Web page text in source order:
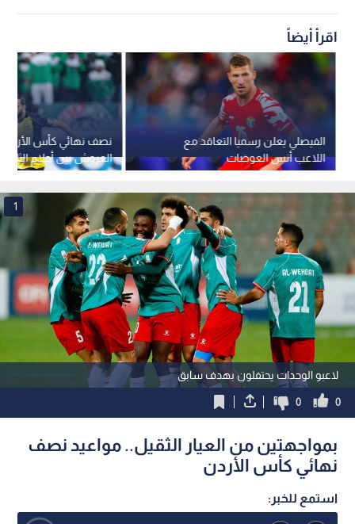
اقرأ أيضاً
نصف نهائي كأس
العروش بين أحلام
الموسم الصفري
الفيصلي يعلن رسميا التعاقد مع
اللاعب أنس العوضات
لاعبو الوحدات يحتفلون بهدف سابق
1
0
0
بمواجهتين من العيار الثقيل.. مواعيد نصف
نهائي كأس الأردن
استمع للخبر: